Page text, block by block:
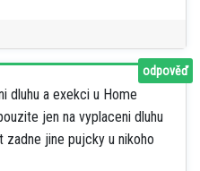
dluhu a exekci u Home
jen na vyplaceni dluhu
zadne jine pujcky u nikoho
odpověď